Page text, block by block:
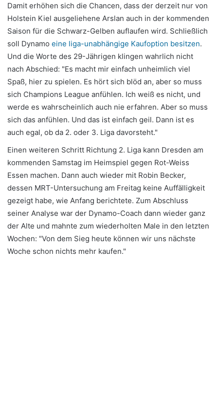
Damit erhöhen sich die Chancen, dass der derzeit nur von
Holstein Kiel ausgeliehene Arslan auch in der kommenden
Saison für die Schwarz-Gelben auflaufen wird. Schließlich
soll Dynamo eine liga-unabhängige Kaufoption besitzen.
Und die Worte des 29-Jährigen klingen wahrlich nicht
nach Abschied: "Es macht mir einfach unheimlich viel
Spaß, hier zu spielen. Es hört sich blöd an, aber so muss
sich Champions League anfühlen. Ich weiß es nicht, und
werde es wahrscheinlich auch nie erfahren. Aber so muss
sich das anfühlen. Und das ist einfach geil. Dann ist es
auch egal, ob da 2. oder 3. Liga davorsteht."
Einen weiteren Schritt Richtung 2. Liga kann Dresden am
kommenden Samstag im Heimspiel gegen Rot-Weiss
Essen machen. Dann auch wieder mit Robin Becker,
dessen MRT-Untersuchung am Freitag keine Auffälligkeit
gezeigt habe, wie Anfang berichtete. Zum Abschluss
seiner Analyse war der Dynamo-Coach dann wieder ganz
der Alte und mahnte zum wiederholten Male in den letzten
Wochen: "Von dem Sieg heute können wir uns nächste
Woche schon nichts mehr kaufen."